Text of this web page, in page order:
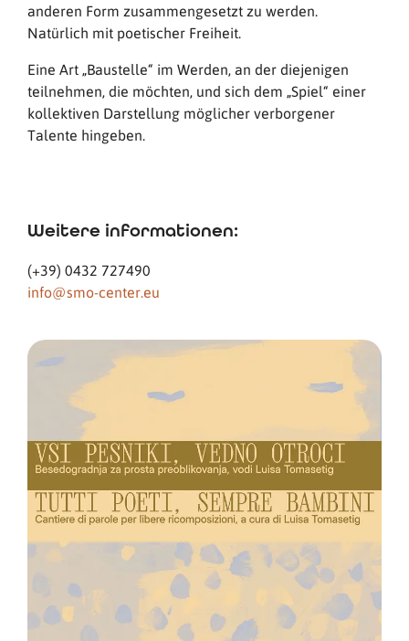
anderen Form zusammengesetzt zu werden.
Natürlich mit poetischer Freiheit.
Eine Art „Baustelle“ im Werden, an der diejenigen
teilnehmen, die möchten, und sich dem „Spiel“ einer
kollektiven Darstellung möglicher verborgener
Talente hingeben.
Weitere informationen:
(+39) 0432 727490
info@smo-center.eu